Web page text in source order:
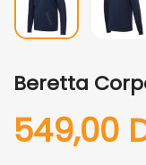
Beretta
549,00